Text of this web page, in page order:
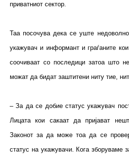
приватниот сектор.
Таа посочува дека се уште
укажувач и информант и граѓаните
соочиваат со последици затоа што
можат да бидат заштитени ниту тие,
– За да се добие статус укажувач
Лицата кои сакаат да пријават
Законот за да може тоа да се
статус на укажувачи. Кога зборуваме